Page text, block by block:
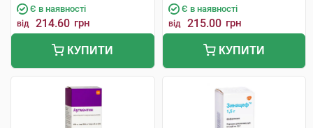
Є в наявності
від 214.60 грн
КУПИТИ
Є в наявності
від 215.00 грн
КУПИТИ